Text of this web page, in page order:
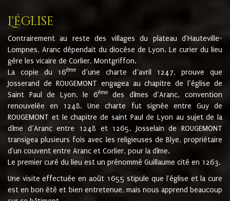
L'église
Contrairement au reste des villages du plateau d'Hauteville-
Lompnes, Aranc dépendait du diocèse de Lyon. Le curier du lieu
gère les vicaire de Corlier, Montgriffon.
La copie du 16ème
d’une charte d’avril 1247, prouve que
Josserand de ROUGEMONT engagea au chapitre de l’église de
Saint Paul de Lyon, le 6èmedes dîmes d’Aranc, convention
renouvelée en 1248. Une charte fut signée entre Guy de
ROUGEMONT et le chapitre de saint Paul de Lyon au sujet de la
dîme d’Aranc entre 1248 et 1265. Josselain de ROUGEMONT
transigea plusieurs fois avec les religieuses de Blye, propriétaire
d'un couvent entre Aranc et Corlier, pour la dîme.
Le premier curé du lieu est un prénommé Guillaume cité en 1263.
Une visite effectuée en août 1655 stipule que l'église et la cure
est en bon été et bien entretenue, mais nous apprend beaucoup